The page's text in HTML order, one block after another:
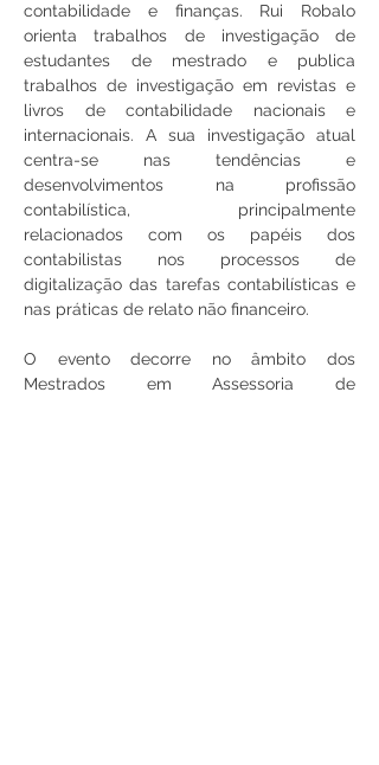
contabilidade e finanças. Rui Robalo
orienta trabalhos de investigação de
estudantes de mestrado e publica
trabalhos de investigação em revistas e
livros de contabilidade nacionais e
internacionais. A sua investigação atual
centra-se nas tendências e
desenvolvimentos na profissão
contabilística, principalmente
relacionados com os papéis dos
contabilistas nos processos de
digitalização das tarefas contabilísticas e
nas práticas de relato não financeiro.
O evento decorre no âmbito dos
Mestrados em Assessoria de